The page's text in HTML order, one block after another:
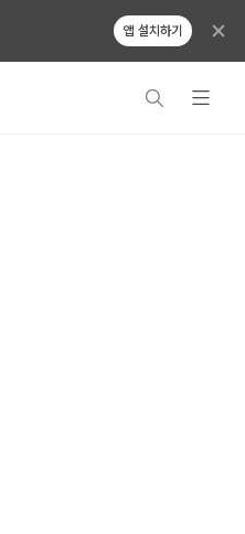
앱 설치하기